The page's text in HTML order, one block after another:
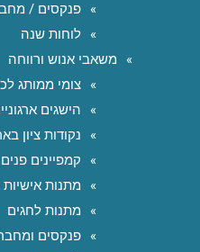
פנקסים /
לוחות שנה
משאבי אנוש ורווחה
צומי ממותג
הישגים
נקודות ציון
קמפיינים פנים
מתנות
מתנות לחגים
פנקסים